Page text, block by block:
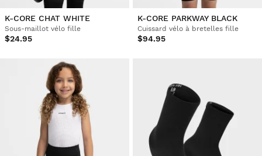
K-CORE CHAT WHITE
Sous-maillot vélo fille
$24.95
K-CORE PARKWAY BLACK
Cuissard vélo à bretelles fille
$94.95